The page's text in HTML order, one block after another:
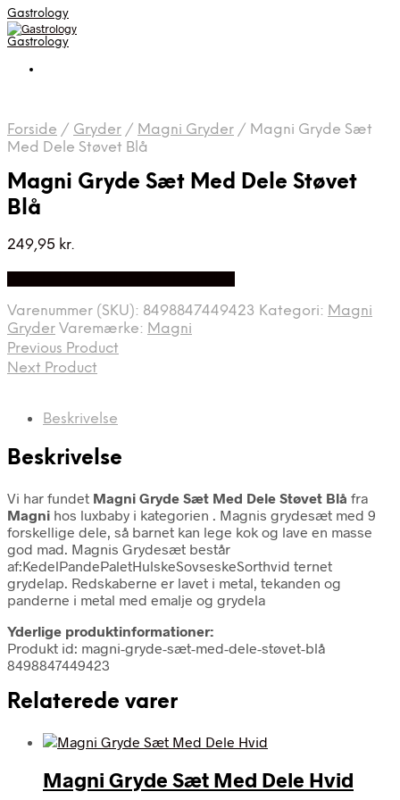
Gastrology
Gastrology
Forside / Gryder / Magni Gryder / Magni Gryde Sæt
Med Dele Støvet Blå
Magni Gryde Sæt Med Dele Støvet
Blå
249,95 kr.
Varenummer (SKU): 8498847449423 Kategori: Magni
Gryder Varemærke: Magni
Previous Product
Next Product
Beskrivelse
Beskrivelse
Vi har fundet Magni Gryde Sæt Med Dele Støvet Blå fra
Magni hos luxbaby i kategorien . Magnis grydesæt med 9
forskellige dele, så barnet kan lege kok og lave en masse
god mad. Magnis Grydesæt består
af:KedelPandePaletHulskeSovseskeSorthvid ternet
grydelap. Redskaberne er lavet i metal, tekanden og
panderne i metal med emalje og grydela
Yderlige produktinformationer:
Produkt id: magni-gryde-sæt-med-dele-støvet-blå
8498847449423
Relaterede varer
Magni Gryde Sæt Med Dele Hvid